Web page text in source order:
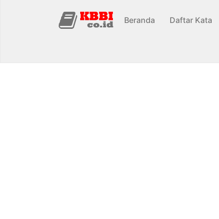
Beranda Daftar Kata